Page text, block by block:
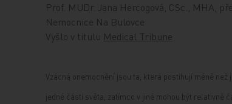
Prof. MUDr. Jana Hercogová, CSc., MHA,
Nemocnice Na Bulovce
Vyšlo v titulu Medical Tribune
Vzácná onemocnění jsou ta, která postihují méně
jedné části světa, zatímco v jiné mohou být relativně